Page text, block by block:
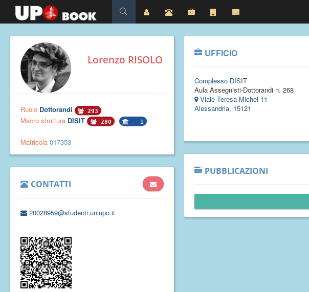
Lorenzo RISOLO
Ruolo Dottorandi 293
Macro struttura DISIT 280 1
Matricola 017353
CONTATTI
20028959@studenti.uniupo.it
UFFICIO
Complesso DISIT
Aula Assegnisti-Dottorandi n. 268
Viale Teresa Michel 11
Alessandria, 15121
PUBBLICAZIONI